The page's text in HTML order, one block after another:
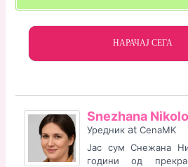
НАРАЧАЈ СЕГА
Snezhana
Уредник atCenaMK
Јас сум Снежана
години од